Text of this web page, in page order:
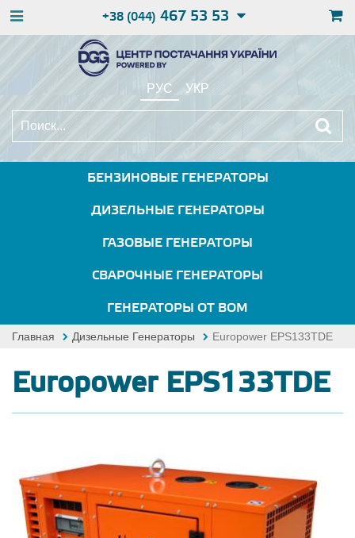
+38 (044) 467 53 53
РУС УКР
БЕНЗИНОВЫЕ ГЕНЕРАТОРЫ
ДИЗЕЛЬНЫЕ ГЕНЕРАТОРЫ
ГАЗОВЫЕ ГЕНЕРАТОРЫ
СВАРОЧНЫЕ ГЕНЕРАТОРЫ
ГЕНЕРАТОРЫ ОТ ВОМ
Главная Дизельные Генераторы Europower EPS133TDE
Europower EPS133TDE